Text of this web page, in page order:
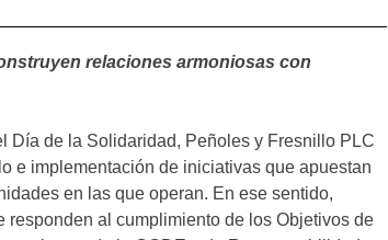
relaciones armoniosas con
Día de la Solidaridad, Peñoles y Fresnillo PLC
e implementación de iniciativas que apuestan
en las que operan. En ese sentido,
al cumplimiento de los Objetivos de